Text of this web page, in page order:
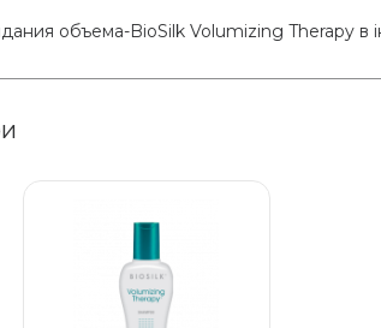
объема-BioSilk Volumizing Therapy в